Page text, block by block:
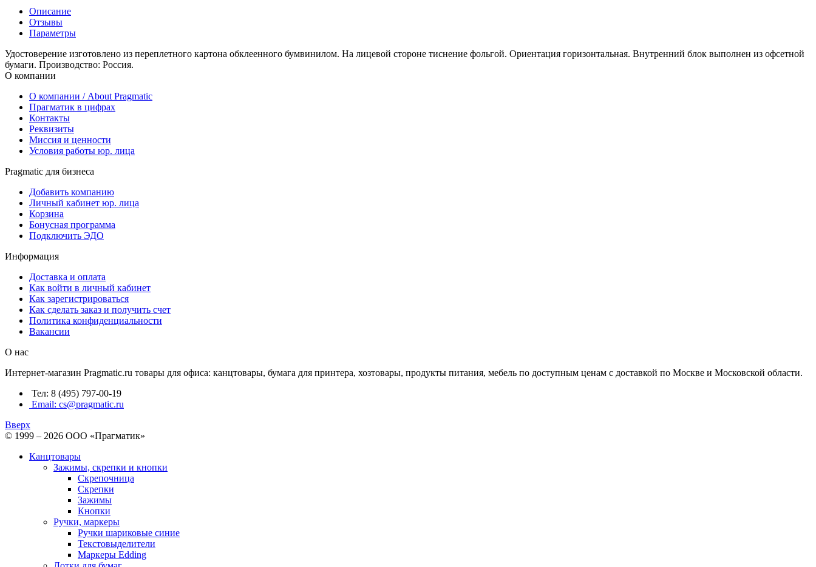
Описание
Отзывы
Параметры
Удостоверение изготовлено из переплетного картона обклеенного бумвинилом. На лицевой стороне тиснение фольгой. Ориентация горизонтальная. Внутренний блок выполнен из офсетной
бумаги. Производство: Россия.
О компании
О компании / About Pragmatic
Прагматик в цифрах
Контакты
Реквизиты
Миссия и ценности
Условия работы юр. лица
Pragmatic для бизнеса
Добавить компанию
Личный кабинет юр. лица
Корзина
Бонусная программа
Подключить ЭДО
Информация
Доставка и оплата
Как войти в личный кабинет
Как зарегистрироваться
Как сделать заказ и получить счет
Политика конфиденциальности
Вакансии
О нас
Интернет-магазин Pragmatic.ru товары для офиса: канцтовары, бумага для принтера, хозтовары, продукты питания, мебель по доступным ценам с доставкой по Москве и Московской области.
Тел: 8 (495) 797-00-19
Email: cs@pragmatic.ru
Вверх
© 1999 – 2026 ООО «Прагматик»
Канцтовары
Зажимы, скрепки и кнопки
Скрепочница
Скрепки
Зажимы
Кнопки
Ручки, маркеры
Ручки шариковые синие
Текстовыделители
Маркеры Edding